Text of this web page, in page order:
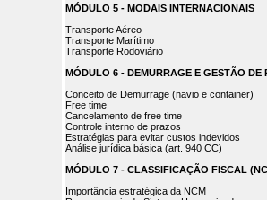
MÓDULO 5 - MODAIS INTERNACIONAIS
Transporte Aéreo
Transporte Marítimo
Transporte Rodoviário
MÓDULO 6 - DEMURRAGE E GESTÃO DE
Conceito de Demurrage (navio e container)
Free time
Cancelamento de free time
Controle interno de prazos
Estratégias para evitar custos indevidos
Análise jurídica básica (art. 940 CC)
MÓDULO 7 - CLASSIFICAÇÃO FISCAL
Importância estratégica da NCM